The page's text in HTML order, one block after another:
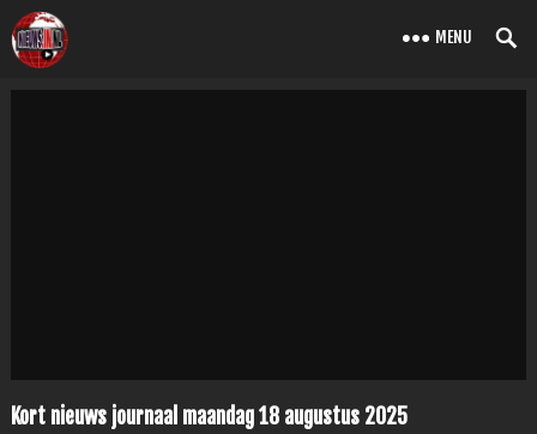
MENU
Kort nieuws journaal maandag 18 augustus 2025